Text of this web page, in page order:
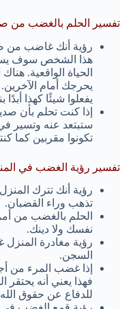
تفسير الحلم بالغضب من
رؤية أنك غاضب من
هذا الشخص سوف
الحياة الواقعية.
يحرجك أمام الآخرين.
يفعلوا شيئًا كهذا أبدًا
إذا كنت تحلم بأن
ستبتعد عنه وتسير
تكونوا مقربين كما
تفسير رؤية الغضب في
رؤية أنك تترك
تذهب وراء القضبان.
الحلم بالغضب من
نفسك ولا دينك.
رؤية مغادرة المنزل
السجن.
إذا غضب المرء من
فهذا يعني أنه
للدفاع عن حقوق